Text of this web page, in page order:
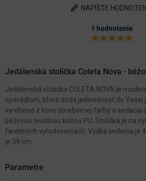
NAPÍŠTE
1 hodnotenie
Jedálenská stolička Coleta Nova -
Jedálenská stolička COLETA NOVA je
operadlom, ktorá dodá jedinečnosť do Vašej
vyrobené z kovu striebornej farby a sedacia
béžovou textilnou kožou PU. Stolička je na
farebných vyhotoveniach. Výška sedenia je
je 39 cm.
Parametre